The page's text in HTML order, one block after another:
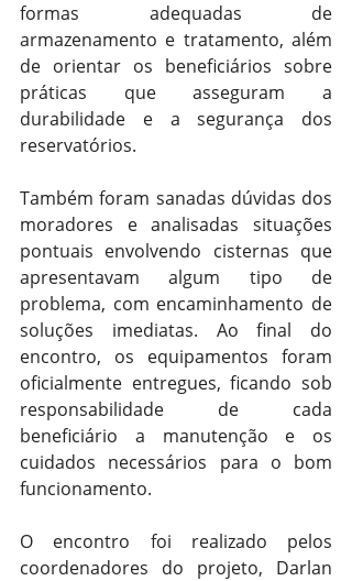
formas adequadas de
armazenamento e tratamento, além
de orientar os beneficiários sobre
práticas que asseguram a
durabilidade e a segurança dos
reservatórios.
Também foram sanadas dúvidas dos
moradores e analisadas situações
pontuais envolvendo cisternas que
apresentavam algum tipo de
problema, com encaminhamento de
soluções imediatas. Ao final do
encontro, os equipamentos foram
oficialmente entregues, ficando sob
responsabilidade de cada
beneficiário a manutenção e os
cuidados necessários para o bom
funcionamento.
O encontro foi realizado pelos
coordenadores do projeto, Darlan